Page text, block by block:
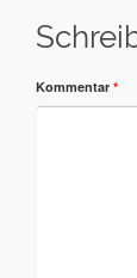
Kommentar *